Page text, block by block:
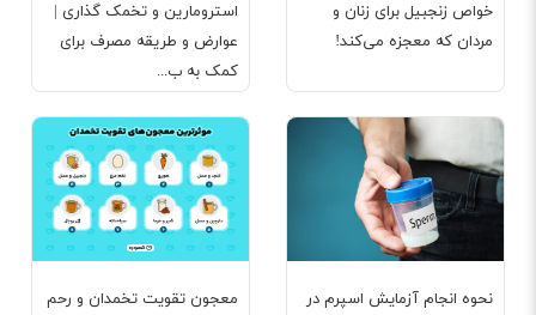
استرومارین و تخمک گذاری |
عوارض و طریقه مصرف برای
کمک به ب...
خواص زنجبیل برای زنان و
مردان که معجزه می‌کند!
معجون تقویت تخمدان و رحم
نحوه انجام آزمایش اسپرم در